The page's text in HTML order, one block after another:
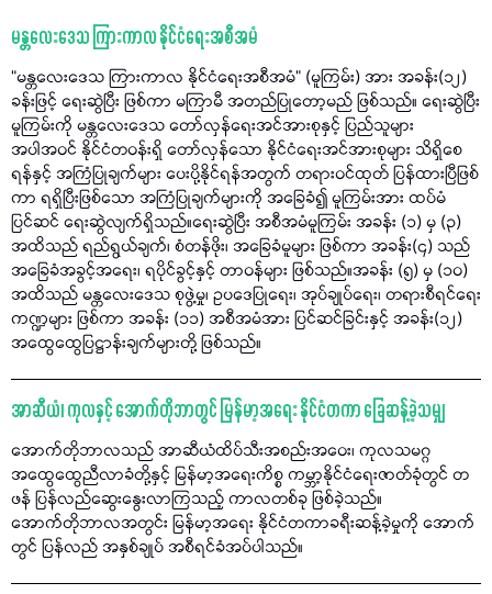
မန္တလေးဒေသ ကြားကာလ နိုင်ငံရေးအစီအမံ
“မန္တလေးဒေသ ကြားကာလ နိုင်ငံရေးအစီအမံ” (မူကြမ်း) အား အခန်း(၁၂)
ခန်းဖြင့် ရေးဆွဲပြီး ဖြစ်ကာ မကြာမီ အတည်ပြုတော့မည် ဖြစ်သည်။ ရေးဆွဲပြီး
မူကြမ်းကို မန္တလေးဒေသ တော်လှန်ရေးအင်အားစုနှင့် ပြည်သူများ
အပါအဝင် နိုင်ငံတဝန်းရှိ တော်လှန်သော နိုင်ငံရေးအင်အားစုများ သိရှိစေ
ရန်နှင့် အကြံပြုချက်များ ပေးပို့နိုင်ရန်အတွက် တရားဝင်ထုတ် ပြန်ထားပြီဖြစ်
ကာ ရရှိပြီးဖြစ်သော အကြံပြုချက်များကို အခြေခံ၍ မူကြမ်းအား ထပ်မံ
ပြင်ဆင် ရေးဆွဲလျက်ရှိသည်။ရေးဆွဲပြီး အစီအမံမူကြမ်း အခန်း (၁) မှ (၃)
အထိသည် ရည်ရွယ်ချက်၊ စံတန်ဖိုး၊ အခြေခံမူများ ဖြစ်ကာ အခန်း(၄) သည်
အခြေခံအခွင့်အရေး၊ ရပိုင်ခွင့်နှင့် တာဝန်များ ဖြစ်သည်။အခန်း (၅) မှ (၁၀)
အထိသည် မန္တလေးဒေသ စုဖွဲ့မှု၊ ဥပဒေပြုရေး၊ အုပ်ချုပ်ရေး၊ တရားစီရင်ရေး
ကဏ္ဍများ ဖြစ်ကာ အခန်း (၁၁) အစီအမံအား ပြင်ဆင်ခြင်းနှင့် အခန်း(၁၂)
အထွေထွေပြဋ္ဌာန်းချက်များတို့ ဖြစ်သည်။
အာဆီယံ၊ ကုလနှင့် အောက်တိုဘာတွင် မြန်မာ့အရေး နိုင်ငံတကာ ခြေဆန့်ခဲ့သမျှ
အောက်တိုဘာလသည် အာဆီယံထိပ်သီးအစည်းအဝေး၊ ကုလသမဂ္ဂ
အထွေထွေညီလာခံတို့နှင့် မြန်မာ့အရေးကိစ္စ ကမ္ဘာ့နိုင်ငံရေးဇာတ်ခုံတွင် တ
ဖန် ပြန်လည်ဆွေးနွေးလာကြသည့် ကာလတစ်ခု ဖြစ်ခဲ့သည်။
အောက်တိုဘာလအတွင်း မြန်မာ့အရေး နိုင်ငံတကာခရီးဆန့်ခဲ့မှုကို အောက်
တွင် ပြန်လည် အနှစ်ချုပ် အစီရင်ခံအပ်ပါသည်။